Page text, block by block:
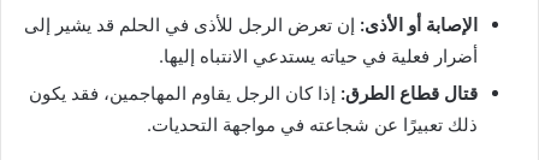
الإصابة أو الأذى: إن تعرض الرجل للأذى في الحلم قد يشير إلى
أضرار فعلية في حياته يستدعي الانتباه إليها.
قتال قطاع الطرق: إذا كان الرجل يقاوم المهاجمين، فقد يكون
ذلك تعبيرًا عن شجاعته في مواجهة التحديات.